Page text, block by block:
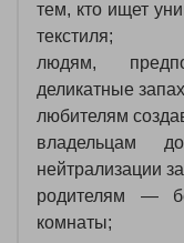
тем, кто ищет
текстиля;
людям,
деликатные
любителям
владельцам
нейтрализации
родителям —
комнаты;